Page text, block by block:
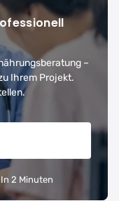
–
Ihrem Projekt.
2 Minuten